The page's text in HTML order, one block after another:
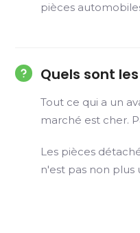
pièces
Quels sont
Tout ce qui a un
marché est cher.
Les pièces
n'est pas non